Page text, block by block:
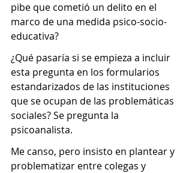
pibe que cometió un delito en el
marco de una medida psico-socio-
educativa?
¿Qué pasaría si se empieza a incluir
esta pregunta en los formularios
estandarizados de las instituciones
que se ocupan de las problemáticas
sociales? Se pregunta la
psicoanalista.
Me canso, pero insisto en plantear y
problematizar entre colegas y